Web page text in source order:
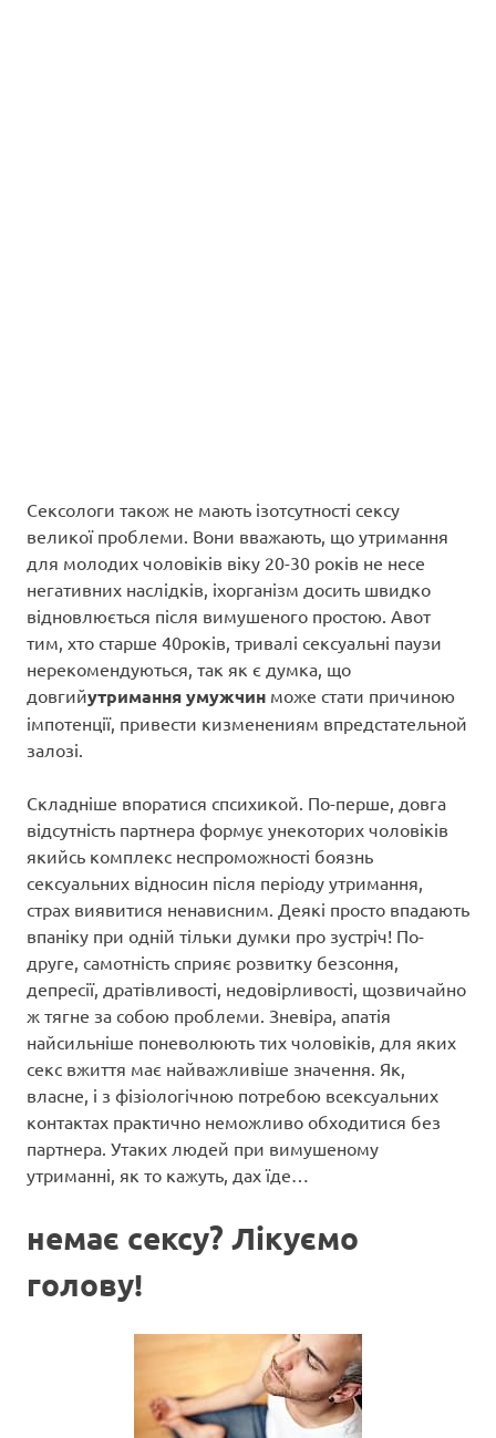
Сексологи також не мають ізотсутності сексу
великої проблеми. Вони вважають, що утримання
для молодих чоловіків віку 20-30 років не несе
негативних наслідків, іхорганізм досить швидко
відновлюється після вимушеного простою. Авот
тим, хто старше 40років, тривалі сексуальні паузи
нерекомендуються, так як є думка, що
довгийутримання умужчин може стати причиною
імпотенції, привести кизменениям впредстательной
залозі.
Складніше впоратися спсихикой. По-перше, довга
відсутність партнера формує унекоторих чоловіків
якийсь комплекс неспроможності боязнь
сексуальних відносин після періоду утримання,
страх виявитися ненависним. Деякі просто впадають
впаніку при одній тільки думки про зустріч! По-
друге, самотність сприяє розвитку безсоння,
депресії, дратівливості, недовірливості, щозвичайно
ж тягне за собою проблеми. Зневіра, апатія
найсильніше поневолюють тих чоловіків, для яких
секс вжиття має найважливіше значення. Як,
власне, і з фізіологічною потребою всексуальних
контактах практично неможливо обходитися без
партнера. Утаких людей при вимушеному
утриманні, як то кажуть, дах їде…
немає сексу? Лікуємо
голову!